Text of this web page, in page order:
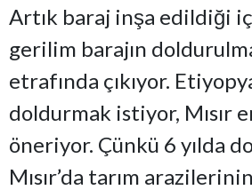
Artık baraj inşa edildiği
gerilim barajın doldurulma
etrafında çıkıyor.
doldurmak istiyor, Mısır
öneriyor. Çünkü 6 yılda
Mısır’da tarım